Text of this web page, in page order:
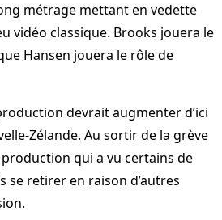
métrage mettant en vedette
vidéo classique. Brooks jouera le
Hansen jouera le rôle de
devrait augmenter d’ici
Zélande. Au sortir de la grève
production qui a vu certains de
se retirer en raison d’autres